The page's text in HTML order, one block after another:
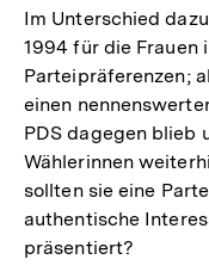
Im Unterschied
1994 für die Frauen
Parteipräferenzen;
einen
PDS dagegen blieb
Wählerinnen
sollten sie eine
authentische
präsentiert?